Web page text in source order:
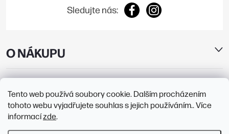
Tento web používá soubory cookie. Dalším procházením
tohoto webu vyjadřujete souhlas s jejich používáním.. Více
informacízde.
O NÁKUPU
PRODEJNY
Sledujte nás: